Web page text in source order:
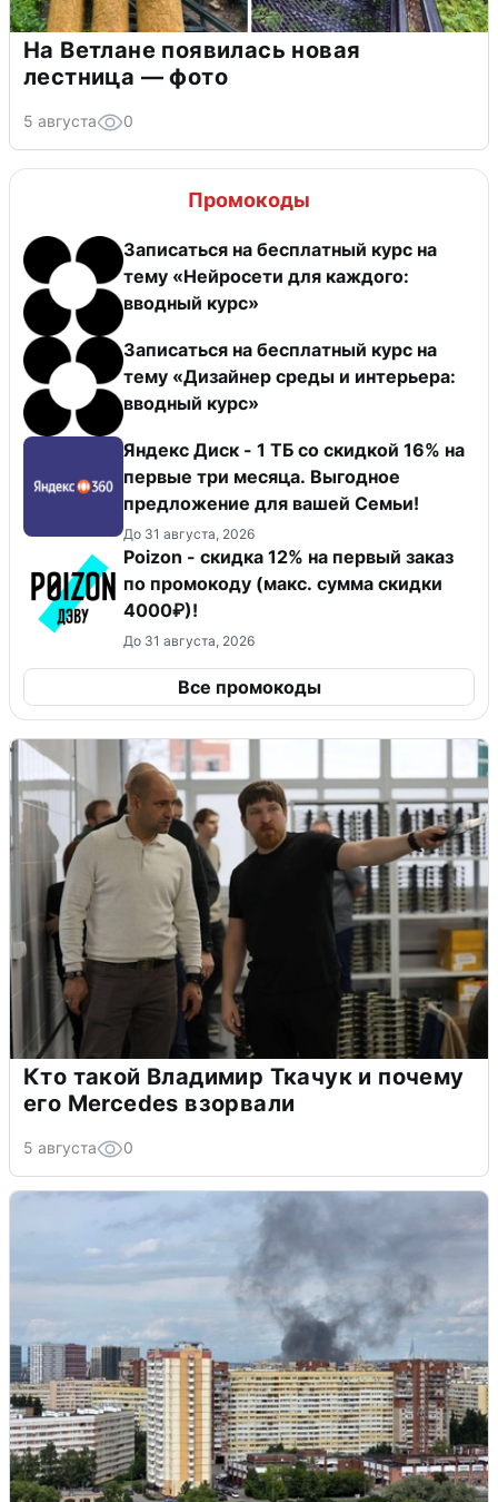
На Ветлане появилась новая
лестница — фото
5 августа 0
Промокоды
Записаться на бесплатный курс на
тему «Нейросети для каждого:
вводный курс»
Записаться на бесплатный курс на
тему «Дизайнер среды и интерьера:
вводный курс»
Яндекс Диск - 1 ТБ со скидкой 16% на
первые три месяца. Выгодное
предложение для вашей Семьи!
До 31 августа, 2026
Poizon - скидка 12% на первый заказ
по промокоду (макс. сумма скидки
4000₽)!
До 31 августа, 2026
Все промокоды
Кто такой Владимир Ткачук и почему
его Mercedes взорвали
5 августа 0